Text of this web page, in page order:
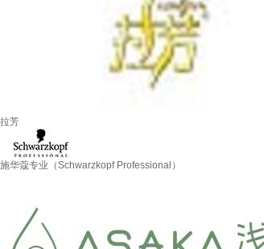
拉芳
施华蔻专业（Schwarzkopf Professional）